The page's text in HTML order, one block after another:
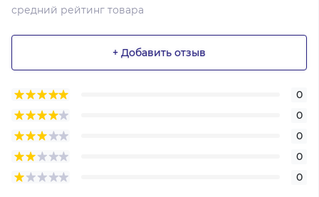
средний рейтинг товара
+ Добавить отзыв
0
0
0
0
0